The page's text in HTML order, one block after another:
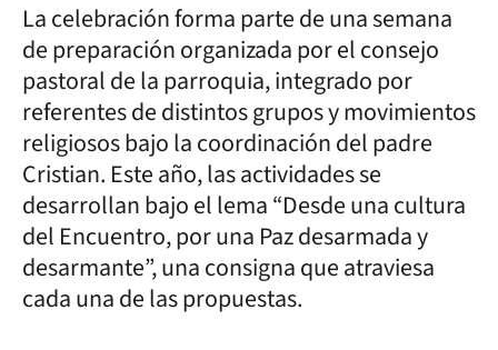
La celebración forma parte de una semana
de preparación organizada por el consejo
pastoral de la parroquia, integrado por
referentes de distintos grupos y movimientos
religiosos bajo la coordinación del padre
Cristian. Este año, las actividades se
desarrollan bajo el lema “Desde una cultura
del Encuentro, por una Paz desarmada y
desarmante”, una consigna que atraviesa
cada una de las propuestas.